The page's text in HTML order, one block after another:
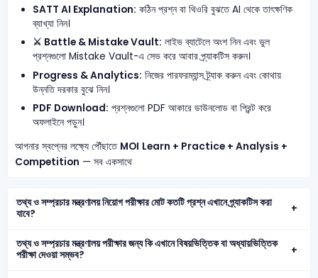
SATT AI Explanation: কঠিন প্রশ্ন বা থিওরি বুঝতে AI থেকে তাৎক্ষণিক
ব্যাখ্যা নিন।
⚔️ Battle & Mistake Vault: লাইভ ব্যাটেলে অংশ নিন এবং ভুল
প্রশ্নগুলো Mistake Vault-এ সেভ করে আবার প্র্যাকটিস করুন।
Progress & Analytics: নিজের পারফরম্যান্স ট্র্যাক করুন এবং কোথায়
উন্নতি দরকার বুঝে নিন।
PDF Download: প্রশ্নগুলো PDF আকারে ডাউনলোড বা প্রিন্ট করে
অফলাইনে পড়ুন।
আপনার স্বপ্নের লক্ষ্যে পৌঁছাতে MOI Learn + Practice + Analysis +
Competition — সব একসাথে
তথ্য ও সম্প্রচার মন্ত্রণালয় নিয়োগ পরীক্ষার মোট কতটি প্রশ্ন এখানে প্র্যাকটিস করা
যাবে?
তথ্য ও সম্প্রচার মন্ত্রণালয় পরীক্ষার জন্য কি এখানে বিষয়ভিত্তিক বা অধ্যায়ভিত্তিক
পরীক্ষা দেওয়া সম্ভব?